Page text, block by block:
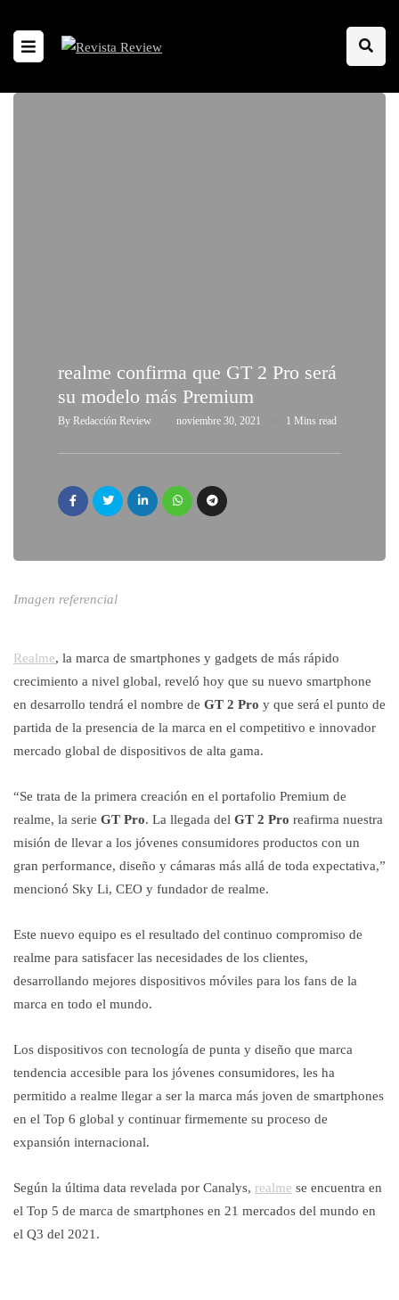
realme confirma que GT 2 Pro será
su modelo más Premium
By Redacción Review noviembre 30, 2021 1 Mins read
Imagen referencial
Realme, la marca de smartphones y gadgets de más rápido
crecimiento a nivel global, reveló hoy que su nuevo smartphone
en desarrollo tendrá el nombre de GT 2 Pro y que será el punto de
partida de la presencia de la marca en el competitivo e innovador
mercado global de dispositivos de alta gama.
“Se trata de la primera creación en el portafolio Premium de
realme, la serie GT Pro. La llegada del GT 2 Pro reafirma nuestra
misión de llevar a los jóvenes consumidores productos con un
gran performance, diseño y cámaras más allá de toda expectativa,”
mencionó Sky Li, CEO y fundador de realme.
Este nuevo equipo es el resultado del continuo compromiso de
realme para satisfacer las necesidades de los clientes,
desarrollando mejores dispositivos móviles para los fans de la
marca en todo el mundo.
Los dispositivos con tecnología de punta y diseño que marca
tendencia accesible para los jóvenes consumidores, les ha
permitido a realme llegar a ser la marca más joven de smartphones
en el Top 6 global y continuar firmemente su proceso de
expansión internacional.
Según la última data revelada por Canalys, realme se encuentra en
el Top 5 de marca de smartphones en 21 mercados del mundo en
el Q3 del 2021.